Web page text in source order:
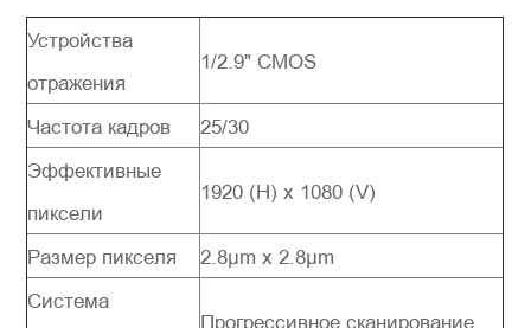
Сообщение*
Отправить сообщение
Устройства
отражения
1/2.9" CMOS
Частота кадров 25/30
Эффективные
пиксели
1920 (H) x 1080 (V)
Размер пикселя
2.8μm x 2.8μm
Система
Прогрессивное сканирование